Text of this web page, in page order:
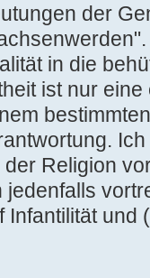
der
in die
ist nur
Religion
Infantilität und